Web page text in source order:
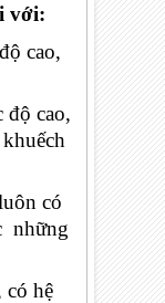
với:
cao,
độ cao,
có
những
có hệ